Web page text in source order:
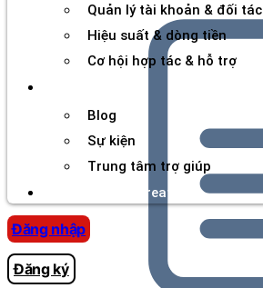
Quản lý tài khoản & đối tác
Hiệu suất & dòng tiền
Cơ hội hợp tác & hỗ trợ
Blog
Sự kiện
Trung tâm trợ giúp
Chương Trình Creator
Đăng nhập
Đăng ký